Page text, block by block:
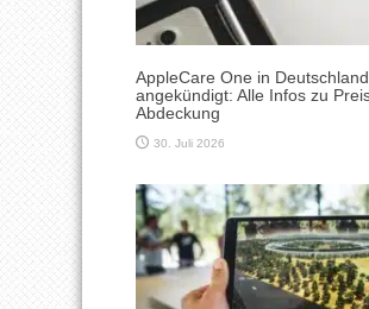
AppleCare One in Deutschland
angekündigt: Alle Infos zu
Abdeckung
30. Juli 2026